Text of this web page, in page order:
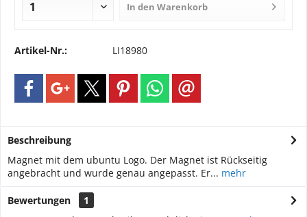
In den Warenkorb
Artikel-Nr.: LI18980
Beschreibung
Magnet mit dem ubuntu Logo. Der Magnet ist Rückseitig
angebracht und wurde genau angepasst. Er... mehr
Bewertungen
1